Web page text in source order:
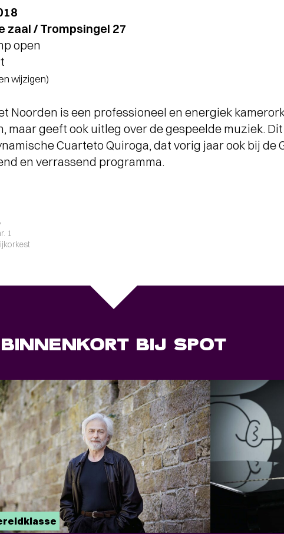
zaal / Trompsingel 27
open
wijzigen)
Noorden is een professioneel en energiek
maar geeft ook uitleg over de gespeelde muziek.
Cuarteto Quiroga, dat vorig jaar ook bij de
en verrassend programma.
1
BINNENKORT BIJ SPOT